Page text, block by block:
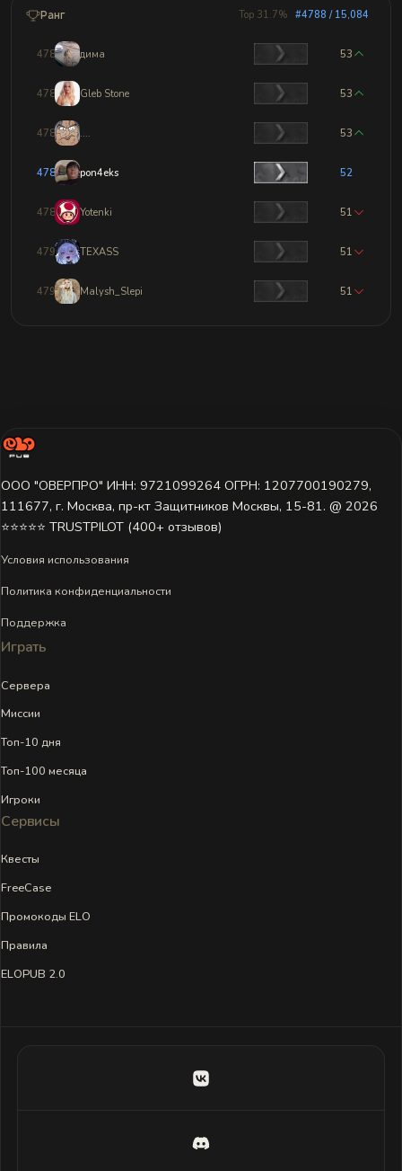
Ранг Top 31.7% #4788 / 15,084
4785 дима 53
4786 Gleb Stone 53
4787 .... 53
4788 pon4eks 52
4789 Yotenki 51
4790 TEXASS 51
4791 Malysh_Slepi 51
ООО "ОВЕРПРО" ИНН: 9721099264 ОГРН: 1207700190279,
111677, г. Москва, пр-кт Защитников Москвы, 15-81. @ 2026 ㅤ
⭐⭐⭐⭐⭐ TRUSTPILOT (400+ отзывов)
Условия использования
Политика конфиденциальности
Поддержка
Играть
Сервера
Миссии
Топ-10 дня
Топ-100 месяца
Игроки
Сервисы
Квесты
FreeCase
Промокоды ELO
Правила
ELOPUB 2.0